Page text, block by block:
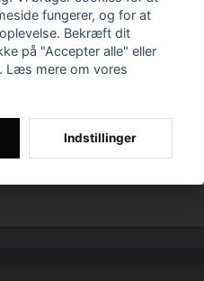
Materiale:
Materialefor:
Køn: lady
Prishistorik
Relaterede
Kvinders tøj i
Plus
få 10% i rabatt på ditt
och ordinarie
fungerer, og for at
Bekræft dit
på "Accepter alle" eller
Læs mere om vores
Indstillinger